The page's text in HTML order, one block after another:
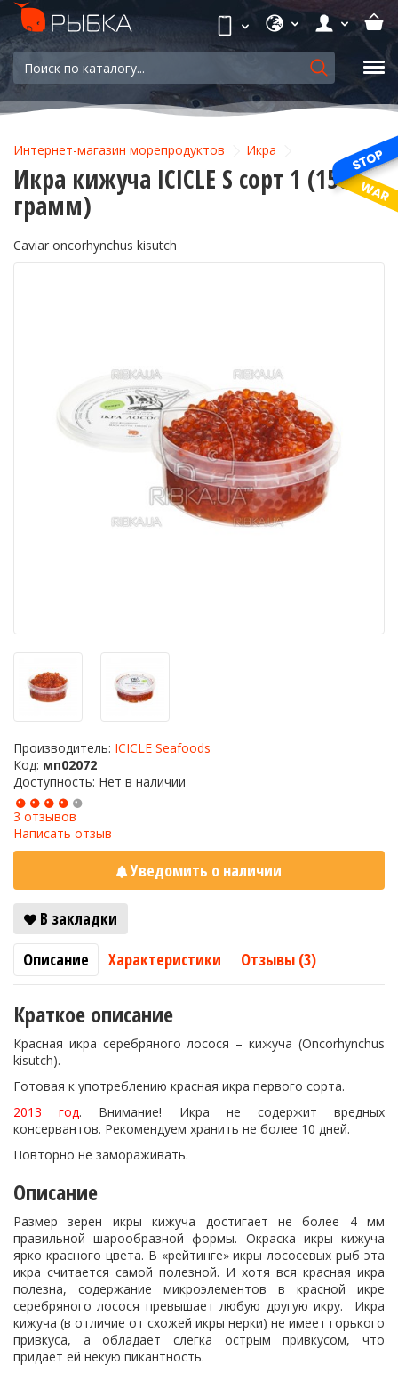
Интернет-магазин морепродуктов Икра
Икра кижуча ICICLE S сорт 1 (150
грамм)
Caviar oncorhynchus kisutch
Производитель: ICICLE Seafoods
Код: мп02072
Доступность: Нет в наличии
3 отзывов
Написать отзыв
Уведомить о наличии
В закладки
Описание
Характеристики Отзывы (3)
Краткое описание
Красная икра серебряного лосося – кижуча (Oncorhynchus
kisutch).
Готовая к употреблению красная икра первого сорта.
2013 год. Внимание! Икра не содержит вредных
консервантов. Рекомендуем хранить не более 10 дней.
Повторно не замораживать.
Описание
Размер зерен икры кижуча достигает не более 4 мм
правильной шарообразной формы. Окраска икры кижуча
ярко красного цвета. В «рейтинге» икры лососевых рыб эта
икра считается самой полезной. И хотя вся красная икра
полезна, содержание микроэлементов в красной икре
серебряного лосося превышает любую другую икру. Икра
кижуча (в отличие от схожей икры нерки) не имеет горького
привкуса, а обладает слегка острым привкусом, что
придает ей некую пикантность.